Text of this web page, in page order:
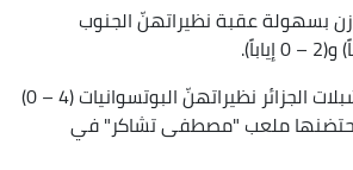
بسهولة عقبة نظيراتهنّ الجنوب
من جانبهنّ، سحقت شبلات الجزائر نظيراتهنّ البوتسوانيات (4 – 0)
ملعب "مصطفى تشاكر" في